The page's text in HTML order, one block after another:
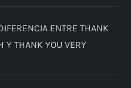
ENTRE THANK
Y THANK YOU VERY